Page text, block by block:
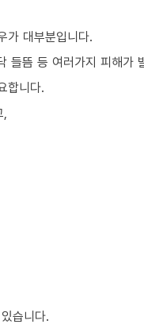
가 대부분입니다.
들뜸 등 여러가지 피해가
합니다.
,
습니다.